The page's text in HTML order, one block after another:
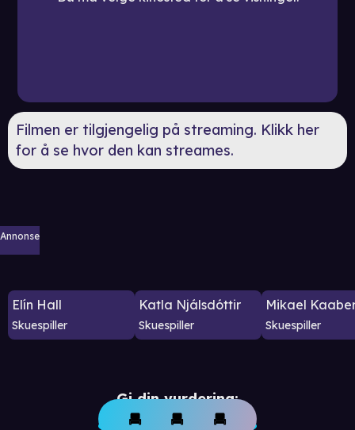
Filmen er tilgjengelig på streaming. Klikk her
for å se hvor den kan streames.
Annonse
Elín Hall
Skuespiller
Katla Njálsdóttir
Skuespiller
Mikael
Skuespiller
Gi din vurdering: